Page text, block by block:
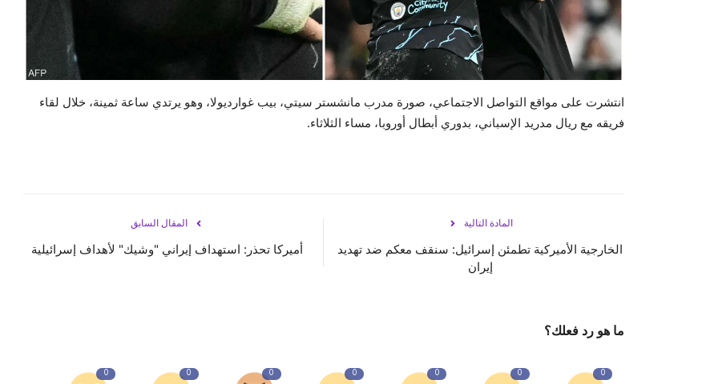
انتشرت على مواقع التواصل الاجتماعي، صورة مدرب مانشستر سيتي، بيب غوارديولا، وهو يرتدي ساعة ثمينة، خلال لقاء
فريقه مع ريال مدريد الإسباني، بدوري أبطال أوروبا، مساء الثلاثاء.
المقال السابق
أميركا تحذر: استهداف إيراني "وشيك" لأهداف إسرائيلية
المادة التالية
الخارجية الأميركية تطمئن إسرائيل: سنقف معكم ضد تهديد
إيران
ما هو رد فعلك؟
0
0
0
0
0
0
0